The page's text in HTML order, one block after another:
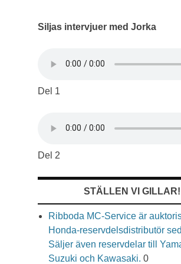
Siljas intervjuer med Jorka
Del 1
Del 2
STÄLLEN VI GILLAR!
Ribboda MC-Service är
Honda-reservdelsdistributör
Säljer även reservdelar till
Suzuki och Kawasaki. 0